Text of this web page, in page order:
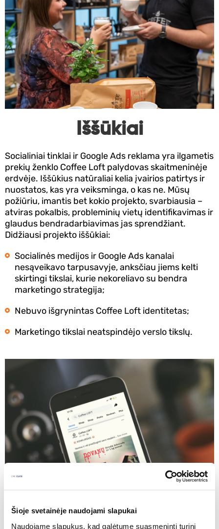
Šioje svetainėje naudojami slapukai
Naudojame slapukus, kad galėtume suasmeninti turinį
Iššūkiai
Socialiniai tinklai ir Google Ads reklama yra ilgametis
prekių ženklo Coffee Loft palydovas skaitmeninėje
erdvėje. Iššūkius natūraliai kelia įvairios patirtys ir
nuostatos, kas yra veiksminga, o kas ne. Mūsų
požiūriu, imantis bet kokio projekto, svarbiausia –
atviras pokalbis, probleminių vietų identifikavimas ir
glaudus bendradarbiavimas jas sprendžiant.
Didžiausi projekto iššūkiai:
Socialinės medijos ir Google Ads kanalai
nesąveikavo tarpusavyje, anksčiau jiems kelti
skirtingi tikslai, kurie nekoreliavo su bendra
marketingo strategija;
Nebuvo išgrynintas Coffee Loft identitetas;
Marketingo tikslai neatspindėjo verslo tikslų.